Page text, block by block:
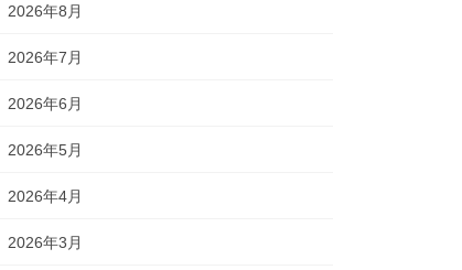
2026年8月
2026年7月
2026年6月
2026年5月
2026年4月
2026年3月